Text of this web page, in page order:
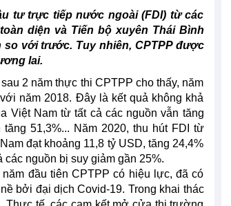
tư trực tiếp nước ngoài (FDI) từ các
diện và Tiến bộ xuyên Thái Bình
so với trước. Tuy nhiên, CPTPP được
lai.
2 năm thực thi CPTPP cho thấy, năm
năm 2018. Đây là kết quả không khả
Việt Nam từ tất cả các nguồn vẫn tăng
51,3%... Năm 2020, thu hút FDI từ
đạt khoảng 11,8 tỷ USD, tăng 24,4%
nguồn bị suy giảm gần 25%.
đầu tiên CPTPP có hiệu lực, đã có
bởi đại dịch Covid-19. Trong khai thác